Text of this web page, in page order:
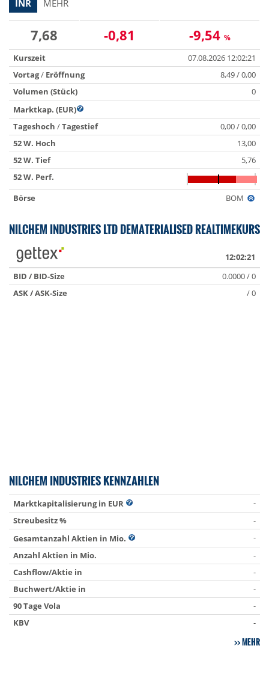
INR MEHR
7,68 -0,81 -9,54 %
Kurszeit
07.08.2026 12:02:21
Vortag/ Eröffnung
8,49 / 0,00
Volumen (Stück)
0
Marktkap. (EUR)
Tageshoch /Tagestief
0,00 / 0,00
52 W. Hoch
13,00
52 W. Tief
5,76
52 W. Perf.
Börse
BOM
NILCHEM INDUSTRIES LTD DEMATERIALISED REALTIMEKURS
12:02:21
BID / BID-Size
0.0000 / 0
ASK / ASK-Size
/ 0
NILCHEM INDUSTRIES KENNZAHLEN
Marktkapitalisierung in EUR
-
Streubesitz %
-
Gesamtanzahl Aktien in Mio.
-
Anzahl Aktien in Mio.
-
Cashflow/Aktie in
-
Buchwert/Aktie in
-
90 Tage Vola
-
KBV
-
MEHR